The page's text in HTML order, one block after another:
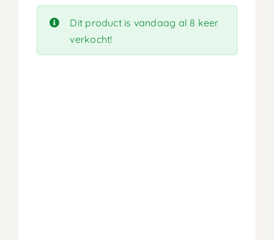
Dit product is vandaag al 8 keer
verkocht!